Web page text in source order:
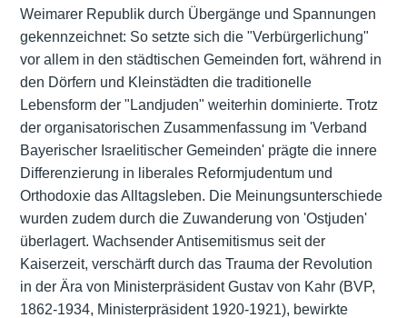
Weimarer Republik durch Übergänge und Spannungen
gekennzeichnet: So setzte sich die "Verbürgerlichung"
vor allem in den städtischen Gemeinden fort, während in
den Dörfern und Kleinstädten die traditionelle
Lebensform der "Landjuden" weiterhin dominierte. Trotz
der organisatorischen Zusammenfassung im 'Verband
Bayerischer Israelitischer Gemeinden' prägte die innere
Differenzierung in liberales Reformjudentum und
Orthodoxie das Alltagsleben. Die Meinungsunterschiede
wurden zudem durch die Zuwanderung von 'Ostjuden'
überlagert. Wachsender Antisemitismus seit der
Kaiserzeit, verschärft durch das Trauma der Revolution
in der Ära von Ministerpräsident Gustav von Kahr (BVP,
1862-1934, Ministerpräsident 1920-1921), bewirkte